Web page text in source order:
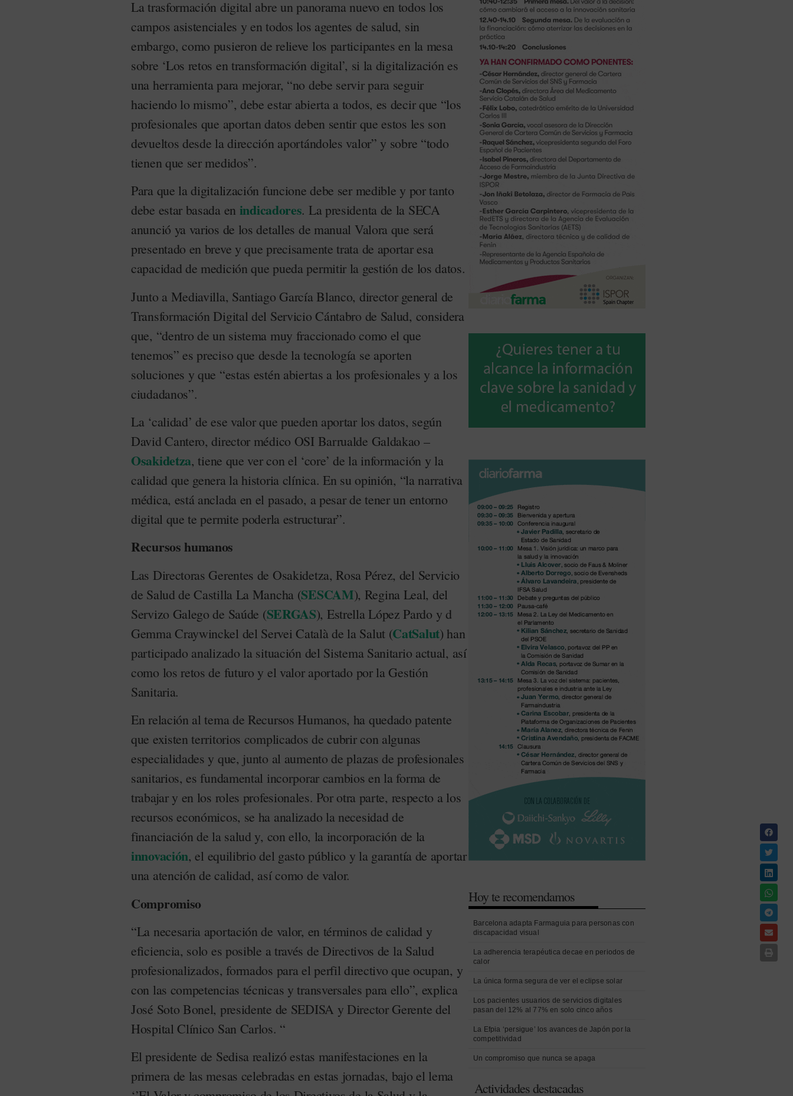
La trasformación digital abre un panorama nuevo en todos los
campos asistenciales y en todos los agentes de salud, sin
embargo, como pusieron de relieve los participantes en la mesa
sobre ‘Los retos en transformación digital’, si la digitalización es
una herramienta para mejorar, “no debe servir para seguir
haciendo lo mismo”, debe estar abierta a todos, es decir que “los
profesionales que aportan datos deben sentir que estos les son
devueltos desde la dirección aportándoles valor” y sobre “todo
tienen que ser medidos”.
Para que la digitalización funcione debe ser medible y por tanto
debe estar basada en indicadores. La presidenta de la SECA
anunció ya varios de los detalles de manual Valora que será
presentado en breve y que precisamente trata de aportar esa
capacidad de medición que pueda permitir la gestión de los datos.
Junto a Mediavilla, Santiago García Blanco, director general de
Transformación Digital del Servicio Cántabro de Salud, considera
que, “dentro de un sistema muy fraccionado como el que
tenemos” es preciso que desde la tecnología se aporten
soluciones y que “estas estén abiertas a los profesionales y a los
ciudadanos”.
La ‘calidad’ de ese valor que pueden aportar los datos, según
David Cantero, director médico OSI Barrualde Galdakao –
Osakidetza, tiene que ver con el ‘core’ de la información y la
calidad que genera la historia clínica. En su opinión, “la narrativa
médica, está anclada en el pasado, a pesar de tener un entorno
digital que te permite poderla estructurar”.
Recursos humanos
Las Directoras Gerentes de Osakidetza, Rosa Pérez, del Servicio
de Salud de Castilla La Mancha (SESCAM), Regina Leal, del
Servizo Galego de Saúde (SERGAS), Estrella López Pardo y d
Gemma Craywinckel del Servei Català de la Salut (CatSalut) han
participado analizado la situación del Sistema Sanitario actual, así
como los retos de futuro y el valor aportado por la Gestión
Sanitaria.
En relación al tema de Recursos Humanos, ha quedado patente
que existen territorios complicados de cubrir con algunas
especialidades y que, junto al aumento de plazas de profesionales
sanitarios, es fundamental incorporar cambios en la forma de
trabajar y en los roles profesionales. Por otra parte, respecto a los
recursos económicos, se ha analizado la necesidad de
financiación de la salud y, con ello, la incorporación de la
innovación, el equilibrio del gasto público y la garantía de aportar
una atención de calidad, así como de valor.
Compromiso
“La necesaria aportación de valor, en términos de calidad y
eficiencia, solo es posible a través de Directivos de la Salud
profesionalizados, formados para el perfil directivo que ocupan, y
con las competencias técnicas y transversales para ello”, explica
José Soto Bonel, presidente de SEDISA y Director Gerente del
Hospital Clínico San Carlos. “
El presidente de Sedisa realizó estas manifestaciones en la
primera de las mesas celebradas en estas jornadas, bajo el lema
Hoy te recomendamos
Barcelona adapta Farmaguia para personas con
discapacidad visual
La adherencia terapéutica decae en periodos de
calor
La única forma segura de ver el eclipse solar
Los pacientes usuarios de servicios digitales
pasan del 12% al 77% en solo cinco años
La Efpia ‘persigue’ los avances de Japón por la
competitividad
Un compromiso que nunca se apaga
Actividades destacadas